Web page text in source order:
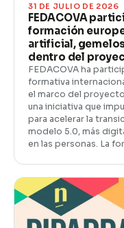
31 DE JULIO DE 2026
FEDACOVA
formación
artificial,
dentro del
FEDACOVA ha
formativa
el marco del
una iniciativa que
para acelerar la
modelo 5.0, más
en las personas. La